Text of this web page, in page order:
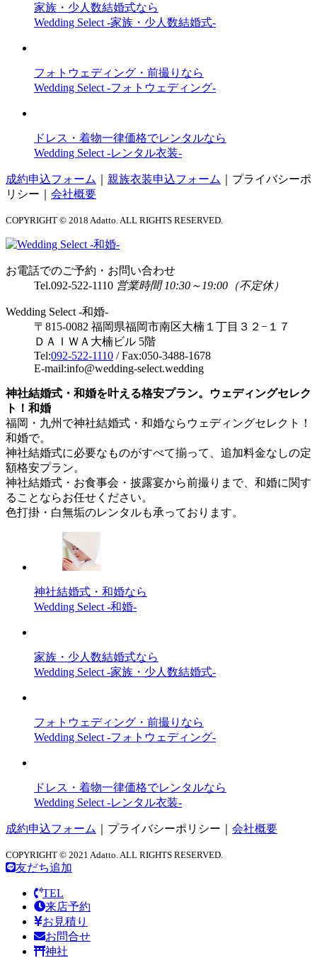
家族・少人数結婚式なら
Wedding Select -家族・少人数結婚式-
フォトウェディング・前撮りなら
Wedding Select -フォトウェディング-
ドレス・着物一律価格でレンタルなら
Wedding Select -レンタル衣装-
成約申込フォーム 親族衣装申込フォーム
プライバシーポ
リシー
会社概要
COPYRIGHT © 2018 Adatto. ALL RIGHTS RESERVED.
お電話でのご予約・お問い合わせ
Tel.092-522-1110 営業時間 10:30～19:00（不定休）
Wedding Select -和婚-
〒815-0082 福岡県福岡市南区大楠１丁目３２−１７
ＤＡＩＷＡ大楠ビル 5階
Tel:092-522-1110 / Fax:050-3488-1678
E-mail:info@wedding-select.wedding
神社結婚式・和婚を叶える格安プラン。ウェディングセレク
ト！和婚
福岡・九州で神社結婚式・和婚ならウェディングセレクト！
和婚で。
神社結婚式に必要なものがすべて揃って、追加料金なしの定
額格安プラン。
神社結婚式・お食事会・披露宴から前撮りまで、和婚に関す
ることならお任せください。
色打掛・白無垢のレンタルも承っております。
神社結婚式・和婚なら
Wedding Select -和婚-
家族・少人数結婚式なら
Wedding Select -家族・少人数結婚式-
フォトウェディング・前撮りなら
Wedding Select -フォトウェディング-
ドレス・着物一律価格でレンタルなら
Wedding Select -レンタル衣装-
成約申込フォーム プライバシーポリシー 会社概要
COPYRIGHT © 2021 Adatto. ALL RIGHTS RESERVED.
友だち追加
TEL
来店予約
お見積り
お問合せ
神社